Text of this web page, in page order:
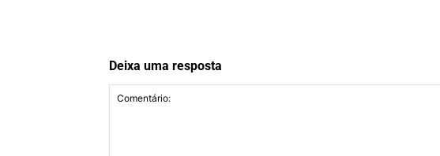
Deixa uma resposta